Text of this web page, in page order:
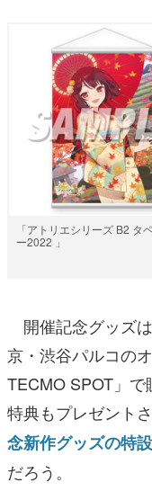
「アトリエシリーズ B2 タ
ー2022 」
開催記念グッズ
京・渋谷パルコの
TECMO SPOT」
特典もプレゼント
念新作グッズの特
だろう。